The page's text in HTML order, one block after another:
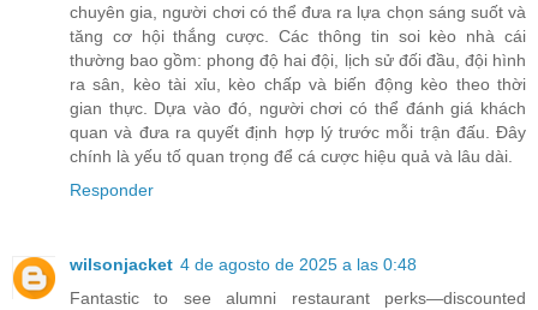
chuyên gia, người chơi có thể đưa ra lựa chọn sáng suốt và
tăng cơ hội thắng cược. Các thông tin soi kèo nhà cái
thường bao gồm: phong độ hai đội, lịch sử đối đầu, đội hình
ra sân, kèo tài xỉu, kèo chấp và biến động kèo theo thời
gian thực. Dựa vào đó, người chơi có thể đánh giá khách
quan và đưa ra quyết định hợp lý trước mỗi trận đấu. Đây
chính là yếu tố quan trọng để cá cược hiệu quả và lâu dài.
Responder
wilsonjacket 4 de agosto de 2025 a las 0:48
Fantastic to see alumni restaurant perks—discounted